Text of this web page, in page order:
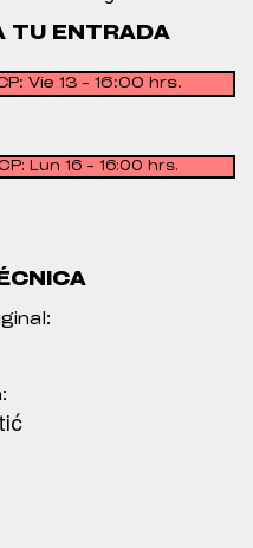
TU ENTRADA
Vie 13 - 16:00 hrs.
Lun 16 - 16:00 hrs.